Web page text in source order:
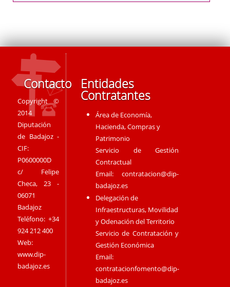
Contacto
Copyright ©
2014
Diputación
de Badajoz -
CIF:
P0600000D
c/ Felipe
Checa, 23 -
06071
Badajoz
Teléfono: +34
924 212 400
Web:
www.dip-
badajoz.es
Entidades
Contratantes
Área de Economía,
Hacienda, Compras y
Patrimonio
Servicio de Gestión
Contractual
Email:contratacion@dip-
badajoz.es
Delegación de
Infraestructuras, Movilidad
y Odenación del Territorio
Servicio de Contratación y
Gestión Económica
Email:
contratacionfomento@dip-
badajoz.es